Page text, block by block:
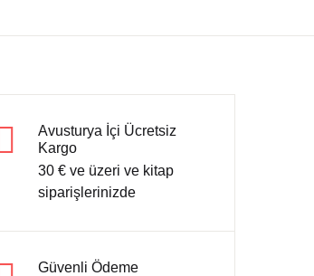
Avusturya İçi Ücretsiz
Kargo
30 € ve üzeri ve kitap
siparişlerinizde
Güvenli Ödeme